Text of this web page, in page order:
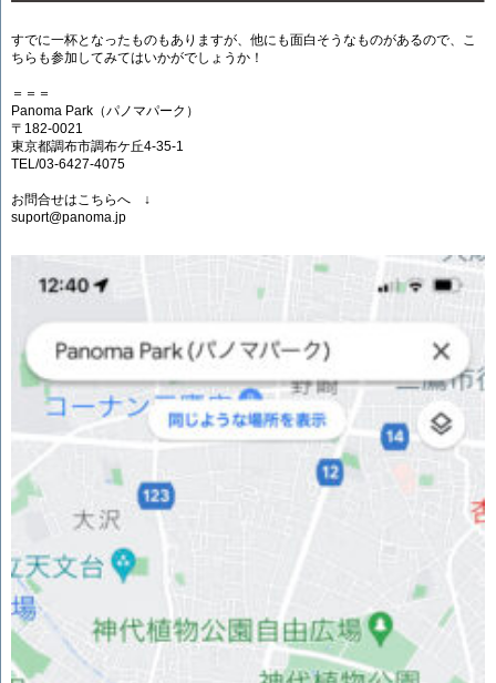
すでに一杯となったものもありますが、他にも面白そうなものがあるので、こ
ちらも参加してみてはいかがでしょうか！
＝＝＝
Panoma Park（パノマパーク）
〒182-0021
東京都調布市調布ケ丘4-35-1
TEL/03-6427-4075
お問合せはこちらへ ↓
suport@panoma.jp